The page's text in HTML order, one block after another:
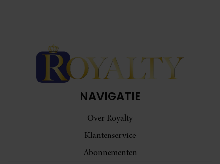
NAVIGATIE
Over Royalty
Klantenservice
Abonnementen